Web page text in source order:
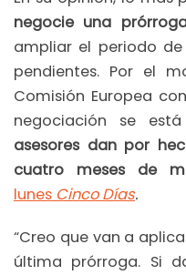
negocie una
ampliar el periodo
pendientes. Por el
Comisión Europea
negociación se
asesores dan por
cuatro meses de
lunes Cinco Días.
“Creo que van a
última prórroga. Si